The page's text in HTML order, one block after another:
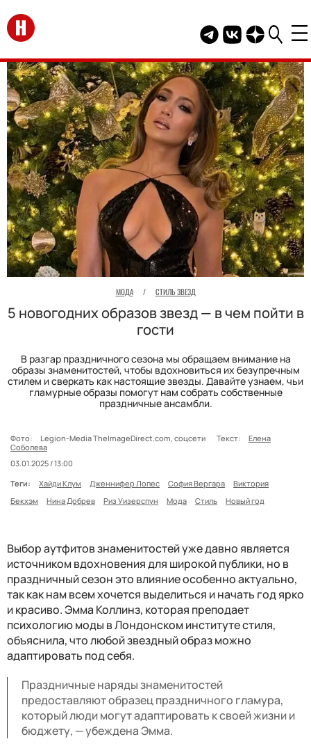
Перейти на главную
Telegram канал
Группа HELLO
Канал
МОДА / СТИЛЬ ЗВЕЗД
5 новогодних образов звезд — в чем пойти в
гости
В разгар праздничного сезона мы обращаем внимание на
образы знаменитостей, чтобы вдохновиться их безупречным
стилем и сверкать как настоящие звезды. Давайте узнаем, чьи
гламурные образы помогут нам собрать собственные
праздничные ансамбли.
Фото: Legion-Media TheImageDirect.com, соцсети Текст:
Елена
Соболева
03.01.2025 / 13:00
Теги:
Хайди Клум Дженнифер Лопес София Вергара
Виктория
Бекхэм
Нина Добрев Риз Уизерспун Мода Стиль Новый год
Выбор аутфитов знаменитостей уже давно является
источником вдохновения для широкой публики, но в
праздничный сезон это влияние особенно актуально,
так как нам всем хочется выделиться и начать год ярко
и красиво. Эмма Коллинз, которая преподает
психологию моды в Лондонском институте стиля,
объяснила, что любой звездный образ можно
адаптировать под себя.
Праздничные наряды знаменитостей
предоставляют образец праздничного гламура,
который люди могут адаптировать к своей жизни и
бюджету, — убеждена Эмма.